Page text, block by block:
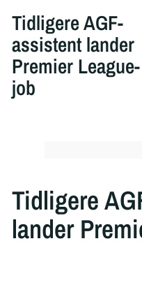
Tidligere AGF-
assistent lander
Premier League-
job
Tidligere
lander